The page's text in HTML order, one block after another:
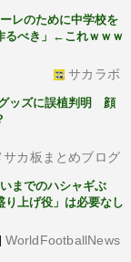
レのために中学校を
るべき」←これｗｗｗ
サカラボ
ッズに誤植判明 顔
カ板まとめブログ
までのハシャギぶ
上げ役」は必要なし
WorldFootballNews